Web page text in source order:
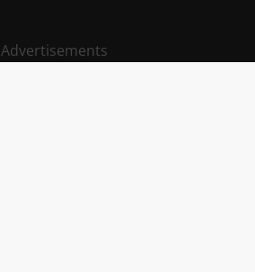
Advertisements